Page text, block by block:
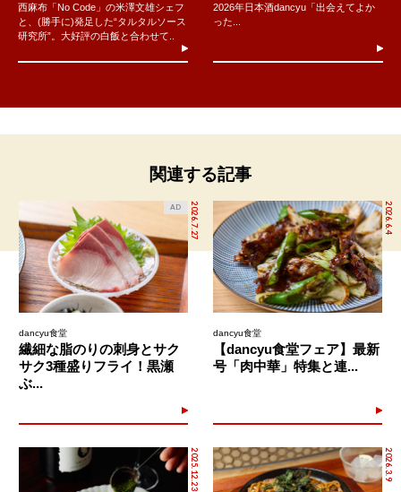
西麻布「No Code」の米澤文雄シェフ
と、(勝手に)発足した“タルタルソース
研究所”。大好評の白飯と合わせて..
2026年日本酒dancyu「出会えてよか
った...
関連する記事
2026.7.27
AD
dancyu食堂
繊細な脂のりの刺身とサク
サク3種盛りフライ！黒瀬
ぶ...
2026.6.4
dancyu食堂
【dancyu食堂フェア】最新
号「肉中華」特集と連...
2025.12.23 2026.3.9